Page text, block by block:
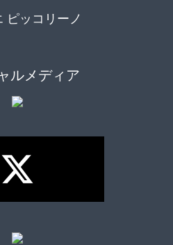
ピッコリーノ
ルメディア